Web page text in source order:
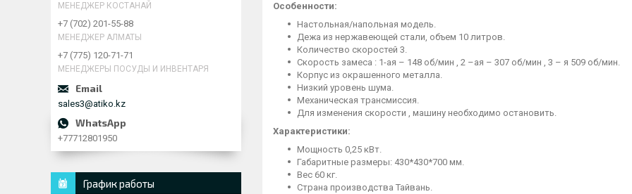
Особенности:
Настольная/напольная модель.
Дежа из нержавеющей стали, объем 10 литров.
Количество скоростей 3.
Скорость замеса : 1-ая – 148 об/мин , 2 –ая – 307 об/мин , 3 – я 509 об/мин.
Корпус из окрашенного металла.
Низкий уровень шума.
Механическая трансмиссия.
Для изменения скорости , машину необходимо остановить.
Характеристики:
Мощность 0,25 кВт.
Габаритные размеры: 430*430*700 мм.
Вес 60 кг.
Страна производства Тайвань.
МЕНЕДЖЕР КОСТАНАЙ
+7 (702) 201-55-88
МЕНЕДЖЕР АЛМАТЫ
+7 (775) 120-71-71
МЕНЕДЖЕРЫ ПОСУДЫ И ИНВЕНТАРЯ
sales3@atiko.kz
+77712801950
График работы